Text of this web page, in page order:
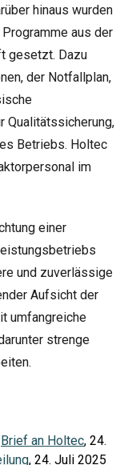
hinaus wurden
aus der
gesetzt. Dazu
der Notfallplan,
Qualitätssicherung,
Betriebs. Holtec
im
einer
und zuverlässige
Aufsicht der
umfangreiche
strenge
Brief an Holtec, 24.
, 24. Juli 2025